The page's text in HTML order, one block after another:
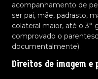
acompanhamento de
ser pai, mãe, padrasto,
colateral maior, até o 3°
comprovado o
documentalmente).
Direitos de imagem e